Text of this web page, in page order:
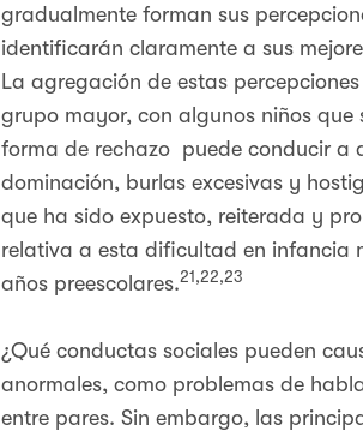
gradualmente forman sus
identificarán claramente a sus
La agregación de estas
grupo mayor, con algunos niños
forma de rechazo puede conducir a
dominación, burlas excesivas y
que ha sido expuesto, reiterada y
relativa a esta dificultad en infancia
años preescolares.21,22,23
¿Qué conductas sociales pueden
anormales, como problemas de
entre pares. Sin embargo, las